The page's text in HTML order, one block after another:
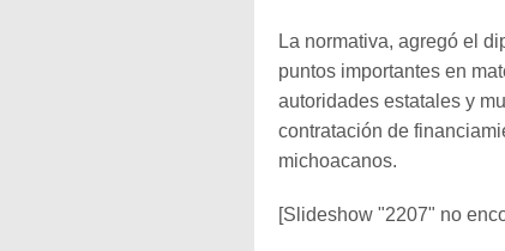
La normativa, agregó el
puntos importantes en
autoridades estatales y
contratación de
michoacanos.
[Slideshow "2207" no